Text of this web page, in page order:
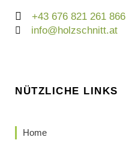
+43 676 821 261 866
info@holzschnitt.at
NÜTZLICHE LINKS
Home